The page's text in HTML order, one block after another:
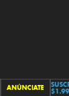
ANÚNCIATE